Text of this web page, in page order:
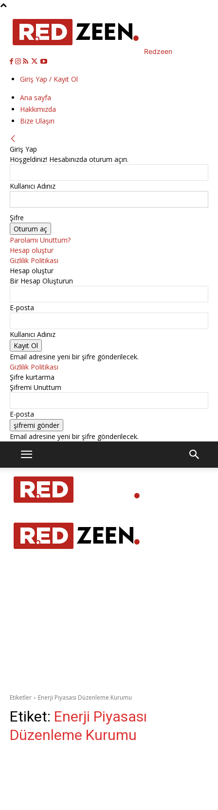
Redzeen
Giriş Yap / Kayıt Ol
Ana sayfa
Hakkımızda
Bize Ulaşın
Giriş Yap
Hoşgeldiniz! Hesabınızda oturum açın.
Kullanıcı Adınız
Şifre
Parolamı Unuttum?
Hesap oluştur
Gizlilik Politikası
Hesap oluştur
Bir Hesap Oluşturun
E-posta
Kullanıcı Adınız
Email adresine yeni bir şifre gönderilecek.
Gizlilik Politikası
Şifre kurtarma
Şifremi Unuttum
E-posta
Email adresine yeni bir şifre gönderilecek.
Etiketler Enerji Piyasası Düzenleme Kurumu
Etiket: Enerji Piyasası
Düzenleme Kurumu